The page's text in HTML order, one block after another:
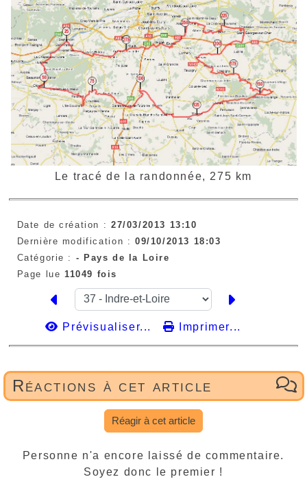
Le tracé de la randonnée, 275 km
Date de création : 27/03/2013 13:10
Dernière modification : 09/10/2013 18:03
Catégorie : - Pays de la Loire
Page lue 11049 fois
Prévisualiser... Imprimer...
Réactions à cet article
Réagir à cet article
Personne n'a encore laissé de commentaire.
Soyez donc le premier !